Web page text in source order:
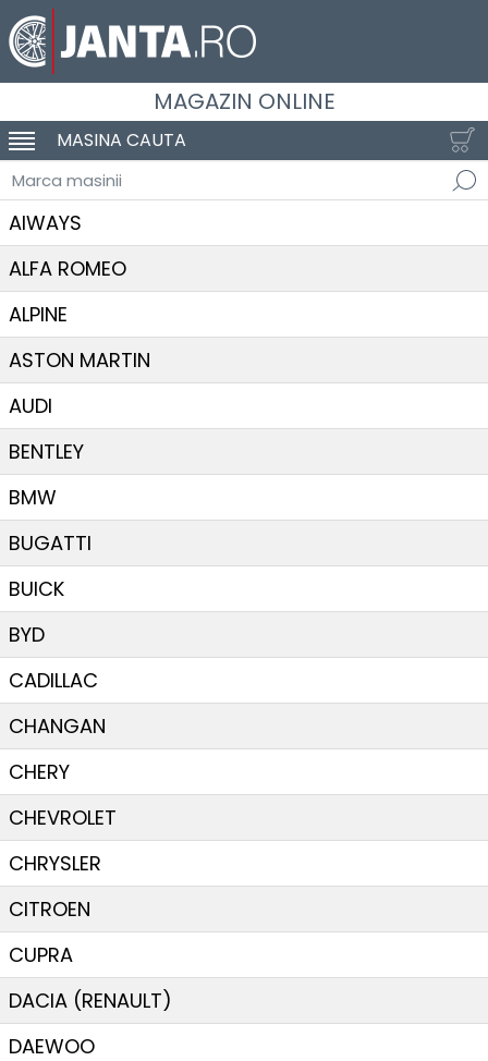
MAGAZIN ONLINE
SCHIMBA NAVIGAREA
MASINA CAUTA
Marca masinii
AIWAYS
ALFA ROMEO
ALPINE
ASTON MARTIN
AUDI
BENTLEY
BMW
BUGATTI
BUICK
BYD
CADILLAC
CHANGAN
CHERY
CHEVROLET
CHRYSLER
CITROEN
CUPRA
DACIA (RENAULT)
DAEWOO